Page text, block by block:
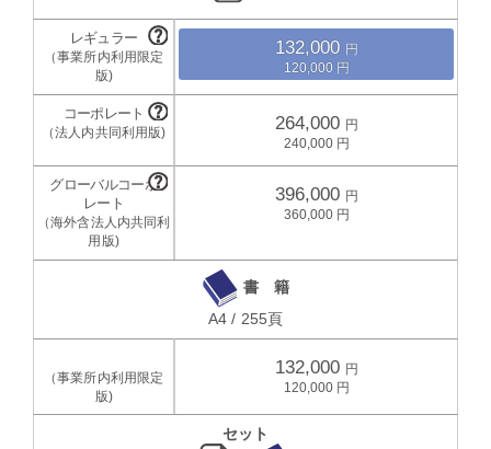
132,000
120,000
264,000
240,000
396,000
360,000
書 籍
A4 / 255頁
132,000
120,000
セット